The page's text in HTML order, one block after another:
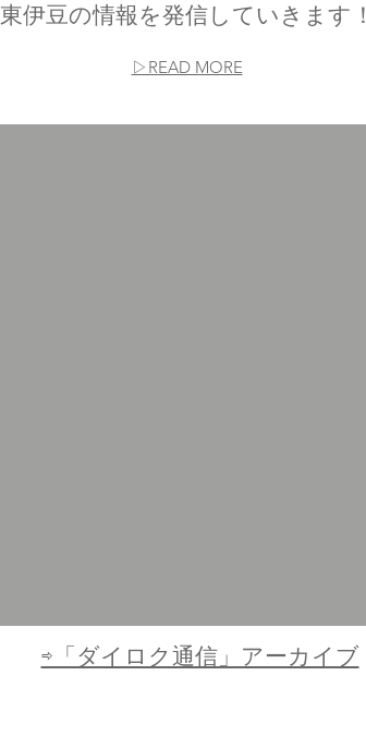
東伊豆の情報を発信していきます！
▷READ MORE
⇨「ダイロク通信」アーカイブ